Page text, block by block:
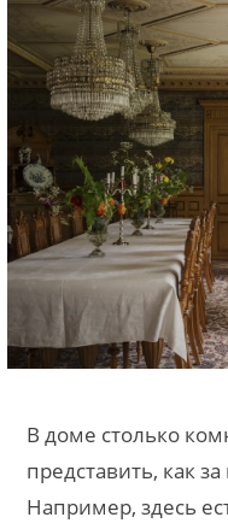
В доме столько
представить, как
Например, здесь